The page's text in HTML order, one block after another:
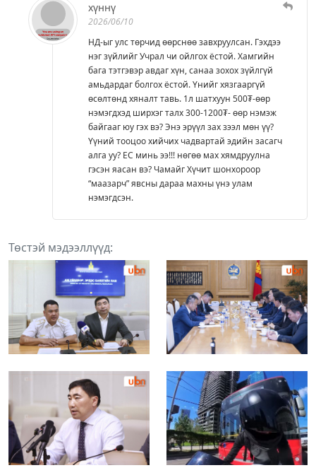
хүннү
2026/06/10
НД-ыг улс төрчид өөрснөө завхруулсан. Гэхдээ
нэг зүйлийг Учрал чи ойлгох ёстой. Хамгийн
бага тэтгэвэр авдаг хүн, санаа зохох зүйлгүй
амьдардаг болгох ёстой. Үнийг хязгааргүй
өсөлтөнд хяналт тавь. 1л шатхуун 500₮-өөр
нэмэгдхэд ширхэг талх 300-1200₮- өөр нэмэж
байгааг юу гэх вэ? Энэ эрүүл зах зээл мөн үү?
Үүний тооцоо хийчих чадвартай эдийн засагч
алга уу? ЕС минь ээ!!! нөгөө мах хямдруулна
гэсэн яасан вэ? Чамайг Хүчит шонхороор
“маазарч” явсны дараа махны үнэ улам
нэмэгдсэн.
Төстэй мэдээллүүд: